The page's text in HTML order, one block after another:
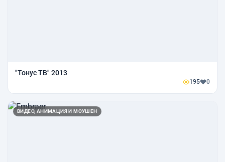
"Тонус ТВ" 2013
195 0
ВИДЕО, АНИМАЦИЯ И МОУШЕН